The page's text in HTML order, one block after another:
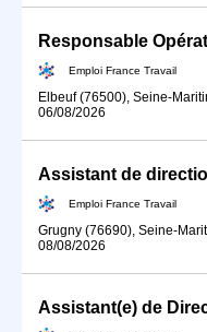
Emploi France Travail
Elbeuf (76500), Seine-
06/08/2026
Assistant de
Emploi France Travail
Grugny (76690), Seine-
08/08/2026
Assistant(e) de